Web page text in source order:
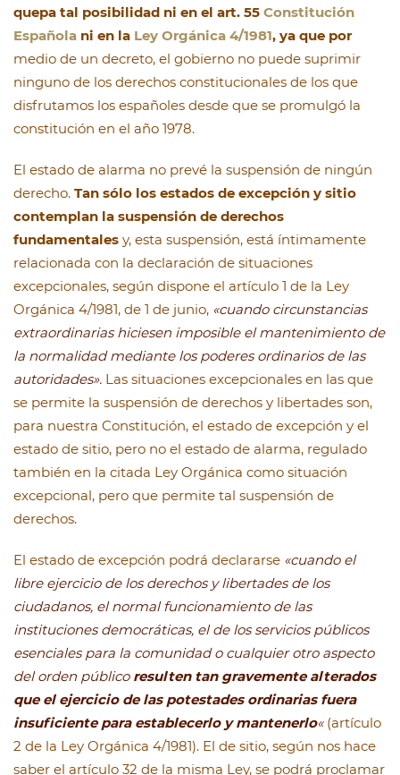
quepa tal posibilidad ni en el art. 55 Constitución
Española ni en la Ley Orgánica 4/1981, ya que por
medio de un decreto, el gobierno no puede suprimir
ninguno de los derechos constitucionales de los que
disfrutamos los españoles desde que se promulgó la
constitución en el año 1978.
El estado de alarma no prevé la suspensión de ningún
derecho. Tan sólo los estados de excepción y sitio
contemplan la suspensión de derechos
fundamentales y, esta suspensión, está íntimamente
relacionada con la declaración de situaciones
excepcionales, según dispone el artículo 1 de la Ley
Orgánica 4/1981, de 1 de junio, «cuando circunstancias
extraordinarias hiciesen imposible el mantenimiento de
la normalidad mediante los poderes ordinarios de las
autoridades». Las situaciones excepcionales en las que
se permite la suspensión de derechos y libertades son,
para nuestra Constitución, el estado de excepción y el
estado de sitio, pero no el estado de alarma, regulado
también en la citada Ley Orgánica como situación
excepcional, pero que permite tal suspensión de
derechos.
El estado de excepción podrá declararse «cuando el
libre ejercicio de los derechos y libertades de los
ciudadanos, el normal funcionamiento de las
instituciones democráticas, el de los servicios públicos
esenciales para la comunidad o cualquier otro aspecto
del orden público resulten tan gravemente alterados
que el ejercicio de las potestades ordinarias fuera
insuficiente para establecerlo y mantenerlo«(artículo
2 de la Ley Orgánica 4/1981). El de sitio, según nos hace
saber el artículo 32 de la misma Ley, se podrá proclamar